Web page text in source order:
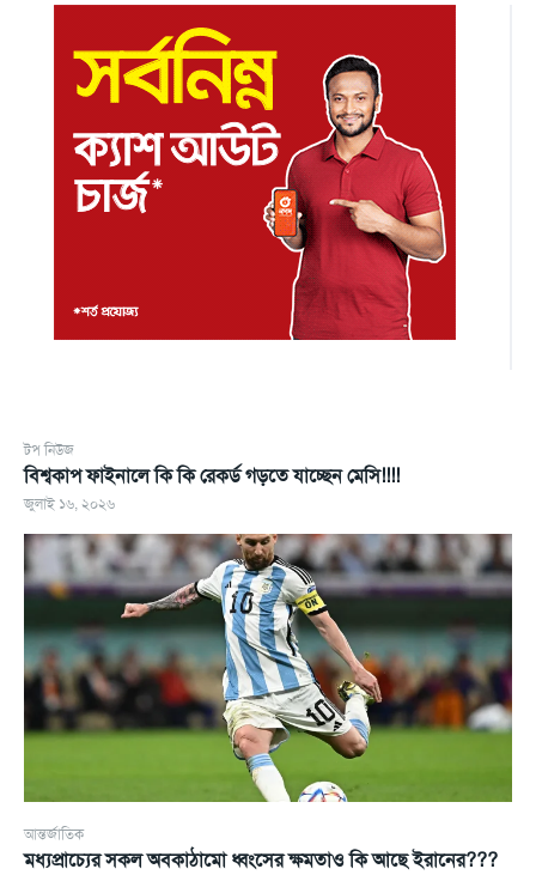
টপ নিউজ
বিশ্বকাপ ফাইনালে কি কি রেকর্ড গড়তে যাচ্ছেন মেসি!!!!
জুলাই ১৬, ২০২৬
আন্তর্জাতিক
মধ্যপ্রাচ্যের সকল অবকাঠামো ধ্বংসের ক্ষমতাও কি আছে ইরানের???